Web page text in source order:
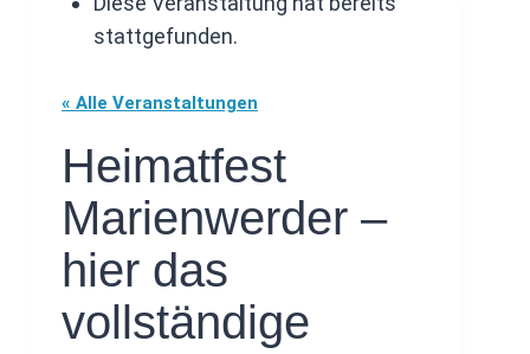
stattgefunden.
« Alle Veranstaltungen
Heimatfest
Marienwerder –
hier das
vollständige